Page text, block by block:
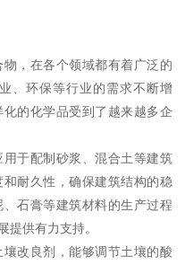
，在各个领域都有着广泛的
、环保等行业的需求不断增
的化学品受到了越来越多企
于配制砂浆、混合土等建筑
耐久性，确保建筑结构的稳
石膏等建筑材料的生产过程
提供有力支持。
改良剂，能够调节土壤的酸